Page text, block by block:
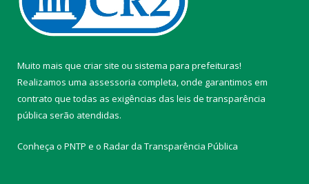
Muito mais que criar site ou sistema para prefeituras!
Realizamos uma assessoria completa, onde garantimos em
contrato que todas as exigências das leis de transparência
pública serão atendidas.
Conheça o PNTP e o Radar da Transparência Pública